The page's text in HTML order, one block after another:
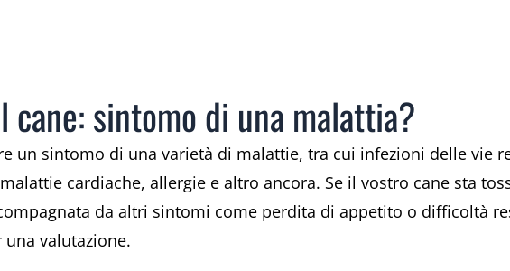
cane: sintomo di una malattia?
un sintomo di una varietà di malattie, tra cui infezioni delle vie
cardiache, allergie e altro ancora. Se il vostro cane sta
da altri sintomi come perdita di appetito o difficoltà
valutazione.